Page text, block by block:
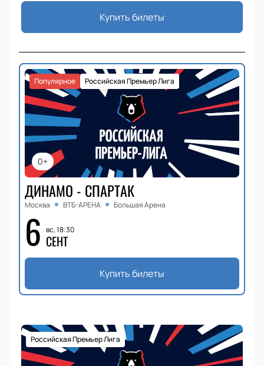
Купить билеты
0+
Российская Премьер Лига
Популярное
ДИНАМО - СПАРТАК
Москва ВТБ-АРЕНА Большая Арена
6 вс, 18:30
СЕНТ
Купить билеты
Российская Премьер Лига